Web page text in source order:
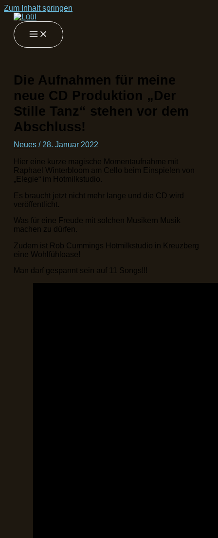
Zum Inhalt springen
Die Aufnahmen für meine
neue CD Produktion „Der
Stille Tanz“ stehen vor dem
Abschluss!
Neues / 28. Januar 2022
Hier eine kurze magische Momentaufnahme mit
Raphael Winterbloom am Cello beim Einspielen von
„Elegie“ im Hotmilkstudio.
Es braucht jetzt nicht mehr lange und die CD wird
veröffentlicht.
Was für eine Freude mit solchen Musikern Musik
machen zu dürfen.
Zudem ist Rob Cummings Hotmilkstudio in Kreuzberg
eine Wohlfühloase!
Man darf gespannt sein auf 11 Songs!!!